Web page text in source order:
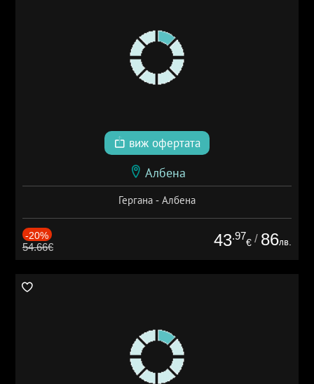
виж офертата
Албена
Гергана - Албена
-20%
54.66€ 43.97
€ / 86лв.